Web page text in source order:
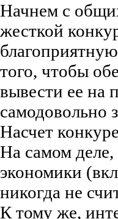
Начнем с
жесткой
того, чтобы
вывести ее на
самодовольно
Насчет
На самом
экономики
никогда не
К тому же,